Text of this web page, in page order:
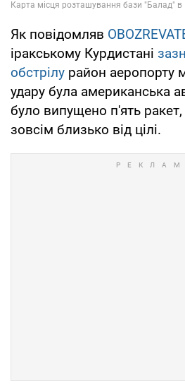
Як повідомляв
іракському Курдистані
обстрілу район аеропорту
удару була американська
було випущено п'ять ракет,
зовсім близько від цілі.